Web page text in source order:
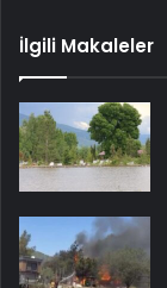
İlgili Makaleler